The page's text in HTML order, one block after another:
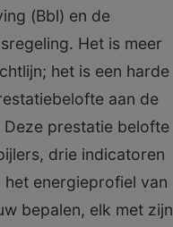
(Bbl) en de
Het is meer
het is een harde
aan de
prestatie belofte
drie indicatoren
het energieprofiel van
bepalen, elk met zijn